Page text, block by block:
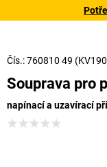
Čís.: 760810 49
Souprava pro
napínací a uzavírací